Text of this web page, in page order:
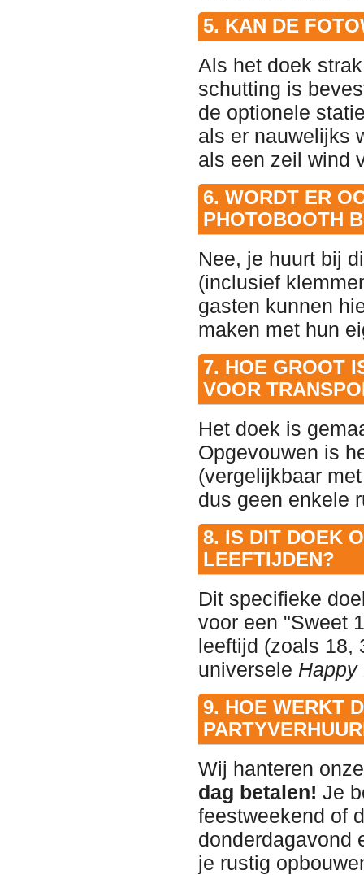
5. KAN DE
Als het doek
schutting is
de optionele
als er nauwelijks
als een zeil wind
6. WORDT ER
PHOTOBOOTH
Nee, je huurt bij
(inclusief
gasten kunnen
maken met hun
7. HOE GROOT
VOOR
Het doek is
Opgevouwen is
(vergelijkbaar
dus geen enkele
8. IS DIT DOEK
LEEFTIJDEN?
Dit specifieke
voor een "Sweet
leeftijd (zoals 18,
universele Happy
9. HOE WERKT
Wij hanteren
dag betalen! Je
feestweekend of
donderdagavond
je rustig